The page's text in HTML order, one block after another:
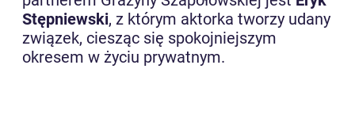
Stępniewski, z którym aktorka tworzy udany
związek, ciesząc się spokojniejszym
okresem w życiu prywatnym.